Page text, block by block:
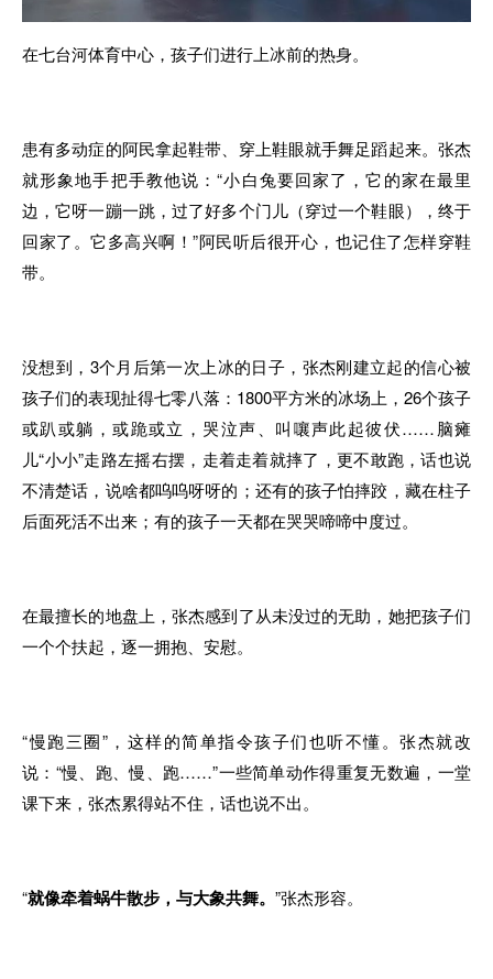
在七台河体育中心，孩子们进行上冰前的热身。
患有多动症的阿民拿起鞋带、穿上鞋眼就手舞足蹈起来。张杰
就形象地手把手教他说：“小白兔要回家了，它的家在最里
边，它呀一蹦一跳，过了好多个门儿（穿过一个鞋眼），终于
回家了。它多高兴啊！”阿民听后很开心，也记住了怎样穿鞋
带。
没想到，3个月后第一次上冰的日子，张杰刚建立起的信心被
孩子们的表现扯得七零八落：1800平方米的冰场上，26个孩子
或趴或躺，或跪或立，哭泣声、叫嚷声此起彼伏……脑瘫
儿“小小”走路左摇右摆，走着走着就摔了，更不敢跑，话也说
不清楚话，说啥都呜呜呀呀的；还有的孩子怕摔跤，藏在柱子
后面死活不出来；有的孩子一天都在哭哭啼啼中度过。
在最擅长的地盘上，张杰感到了从未没过的无助，她把孩子们
一个个扶起，逐一拥抱、安慰。
“慢跑三圈”，这样的简单指令孩子们也听不懂。张杰就改
说：“慢、跑、慢、跑……”一些简单动作得重复无数遍，一堂
课下来，张杰累得站不住，话也说不出。
“就像牵着蜗牛散步，与大象共舞。 ”张杰形容。